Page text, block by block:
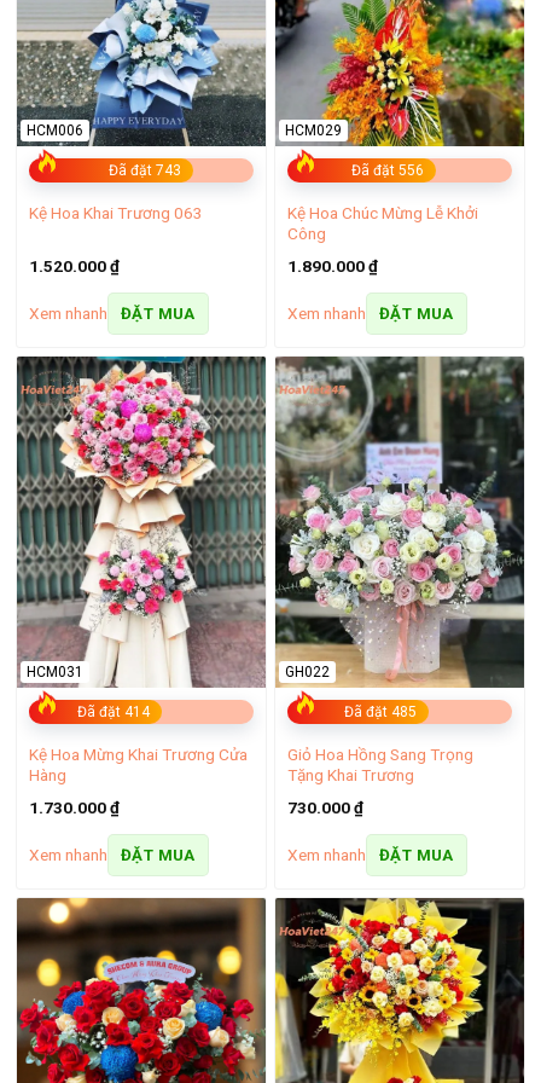
Shop hoa tươi TPHCM Giá Rẻ Uy tín Giao Nhanh Tận Nơi
Shop hoa tươi Vũng Tàu – Dịch vụ điện hoa đa dạng,
giao nhanh
– Mẫu hoa ý nghĩa, đa dạng: Với hàng trăm mẫu hoa được
thiết kế theo từng chủ đề, dịp đặc biệt, mỗi bó hoa tại shop
hoa tươi Cần Giờ không chỉ đẹp mà còn chứa đựng thông
điệp ý nghĩa. Dù bạn muốn gửi gắm lời chúc mừng, yêu
thương hay chia sẻ nỗi buồn, chúng tôi luôn có mẫu hoa phù
hợp để bạn bày tỏ tình cảm trọn vẹn nhất.
Đã đặt 743
HCM006
Kệ Hoa Khai Trương 063
1.520.000₫
Xem nhanh ĐẶT MUA
Đã đặt 556
HCM029
Kệ Hoa Chúc Mừng Lễ Khởi
Công
1.890.000₫
Xem nhanh ĐẶT MUA
Đã đặt 414
HCM031
Kệ Hoa Mừng Khai Trương Cửa
Hàng
1.730.000₫
Xem nhanh ĐẶT MUA
Đã đặt 485
GH022
Giỏ Hoa Hồng Sang Trọng
Tặng Khai Trương
730.000₫
Xem nhanh ĐẶT MUA